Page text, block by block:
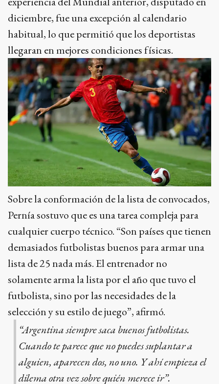
diciembre, fue una excepción al calendario
habitual, lo que permitió que los deportistas
llegaran en mejores condiciones físicas.
Sobre la conformación de la lista de convocados,
Pernía sostuvo que es una tarea compleja para
cualquier cuerpo técnico. “Son países que tienen
demasiados futbolistas buenos para armar una
lista de 25 nada más. El entrenador no
solamente arma la lista por el año que tuvo el
futbolista, sino por las necesidades de la
selección y su estilo de juego”, afirmó.
“Argentina siempre saca buenos futbolistas.
Cuando te parece que no puedes suplantar a
alguien, aparecen dos, no uno. Y ahí empieza el
dilema otra vez sobre quién merece ir”.